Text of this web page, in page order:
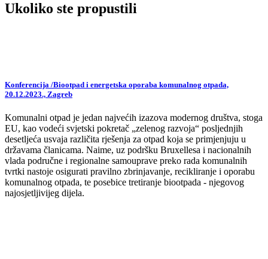
Ukoliko ste propustili
Konferencija /Biootpad i energetska oporaba komunalnog otpada,
20.12.2023., Zagreb
Komunalni otpad je jedan najvećih izazova modernog društva, stoga
EU, kao vodeći svjetski pokretač „zelenog razvoja“ posljednjih
desetljeća usvaja različita rješenja za otpad koja se primjenjuju u
državama članicama. Naime, uz podršku Bruxellesa i nacionalnih
vlada područne i regionalne samouprave preko rada komunalnih
tvrtki nastoje osigurati pravilno zbrinjavanje, recikliranje i oporabu
komunalnog otpada, te posebice tretiranje biootpada - njegovog
najosjetljivijeg dijela.